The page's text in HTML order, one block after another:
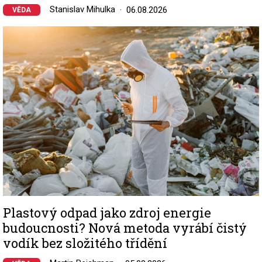
VĚDA Stanislav Mihulka 06.08.2026
Image
Plastový odpad jako zdroj energie
budoucnosti? Nová metoda vyrábí čistý
vodík bez složitého třídění